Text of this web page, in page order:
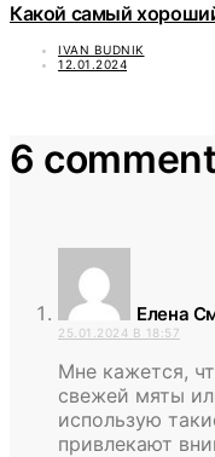
Какой самый
IVAN BUDNIK
12.01.2024
6
Елена
25.01.2024 В 18:57
Мне кажется,
свежей мяты
использую
привлекают